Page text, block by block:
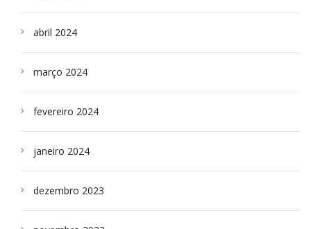
abril 2024
março 2024
fevereiro 2024
janeiro 2024
dezembro 2023